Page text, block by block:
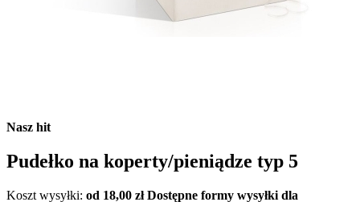
Nasz hit
Pudełko na koperty/pieniądze typ 5
Koszt wysyłki: od 18,00 złDostępne formy wysyłki dla